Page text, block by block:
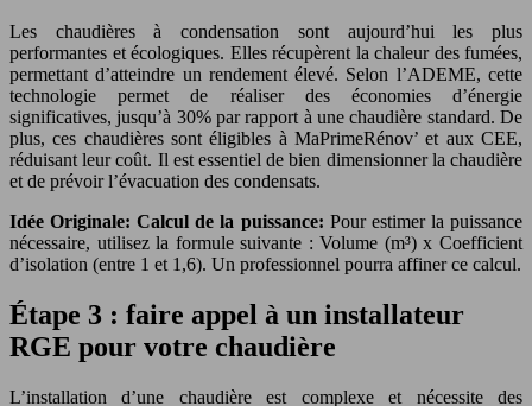
Les chaudières à condensation sont aujourd’hui les plus
performantes et écologiques. Elles récupèrent la chaleur des fumées,
permettant d’atteindre un rendement élevé. Selon l’ADEME, cette
technologie permet de réaliser des économies d’énergie
significatives, jusqu’à 30% par rapport à une chaudière standard. De
plus, ces chaudières sont éligibles à MaPrimeRénov’ et aux CEE,
réduisant leur coût. Il est essentiel de bien dimensionner la chaudière
et de prévoir l’évacuation des condensats.
Idée Originale: Calcul de la puissance: Pour estimer la puissance
nécessaire, utilisez la formule suivante : Volume (m³) x Coefficient
d’isolation (entre 1 et 1,6). Un professionnel pourra affiner ce calcul.
Étape 3 : faire appel à un installateur
RGE pour votre chaudière
L’installation d’une chaudière est complexe et nécessite des